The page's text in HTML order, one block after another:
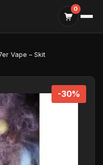
0
Vape – Skit
-30%